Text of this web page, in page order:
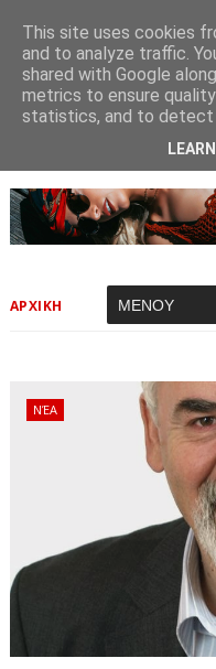
ΑΡΧΙΚΗ
ΝΈΑ
This site uses cookies
and to analyze traffic.
shared with Google
metrics to ensure
statistics, and to detect